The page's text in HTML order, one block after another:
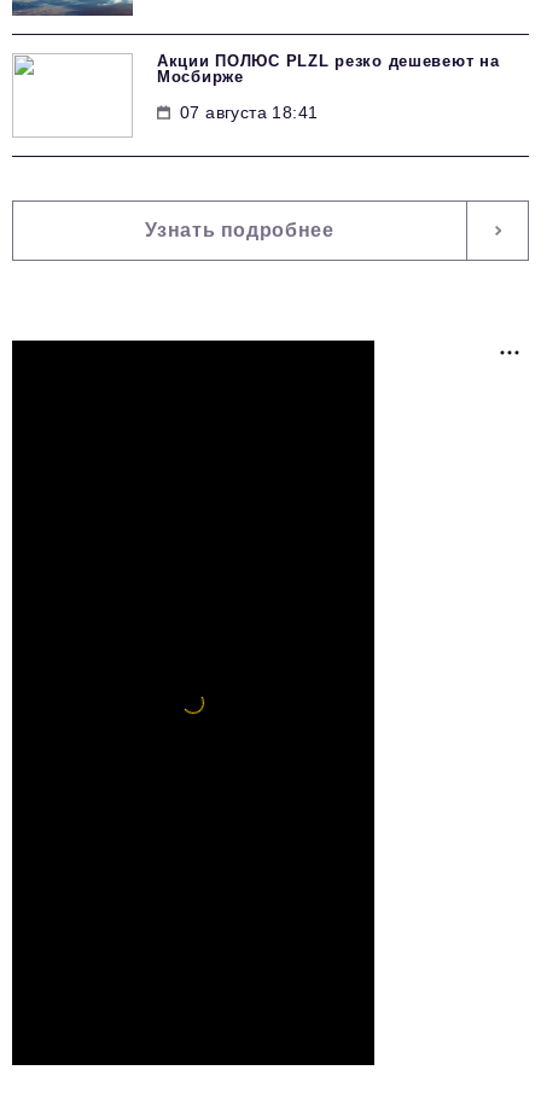
Акции ПОЛЮС PLZL резко дешевеют на
Мосбирже
07 августа 18:41
Узнать подробнее